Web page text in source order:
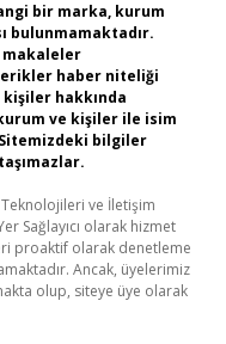
bir marka, kurum
bulunmamaktadır.
makaleler
haber niteliği
hakkında
ve kişiler ile isim
bilgiler
Teknolojileri ve İletişim
Sağlayıcı olarak hizmet
proaktif olarak denetleme
Ancak, üyelerimiz
olup, siteye üye olarak